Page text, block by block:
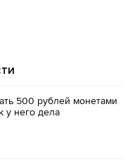
500 рублей монетами
у него дела